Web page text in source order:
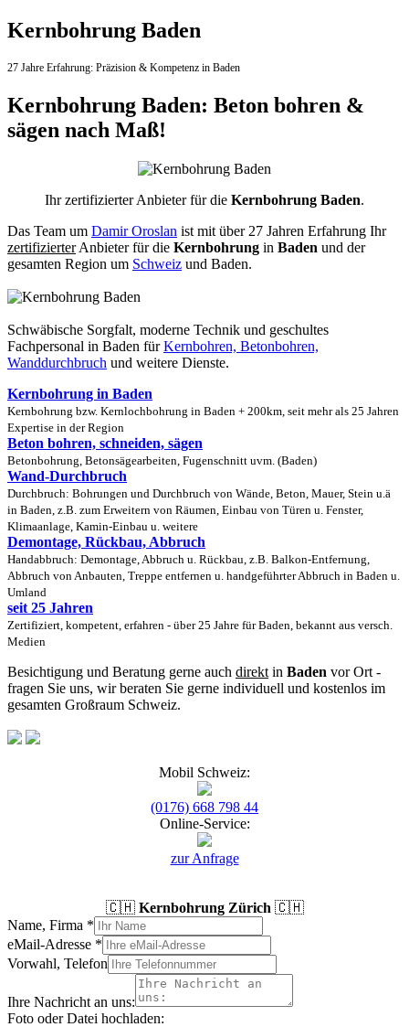
Kernbohrung Baden
27 Jahre Erfahrung: Präzision & Kompetenz in Baden
Kernbohrung Baden: Beton bohren &
sägen nach Maß!
Ihr zertifizierter Anbieter für die Kernbohrung Baden.
Das Team um Damir Oroslan ist mit über 27 Jahren Erfahrung Ihr
zertifizierterAnbieter für die Kernbohrung in Baden und der
gesamten Region um Schweiz und Baden.
Schwäbische Sorgfalt, moderne Technik und geschultes
Fachpersonal in Baden fürKernbohren, Betonbohren,
Wanddurchbruch und weitere Dienste.
Kernbohrung in Baden
Kernbohrung bzw. Kernlochbohrung in Baden + 200km, seit mehr als 25 Jahren
Expertise in der Region
Beton bohren, schneiden, sägen
Betonbohrung, Betonsägearbeiten, Fugenschnitt uvm. (Baden)
Wand-Durchbruch
Durchbruch: Bohrungen und Durchbruch von Wände, Beton, Mauer, Stein u.ä
in Baden, z.B. zum Erweitern von Räumen, Einbau von Türen u. Fenster,
Klimaanlage, Kamin-Einbau u. weitere
Demontage, Rückbau, Abbruch
Handabbruch: Demontage, Abbruch u. Rückbau, z.B. Balkon-Entfernung,
Abbruch von Anbauten, Treppe entfernen u. handgeführter Abbruch in Baden u.
Umland
seit 25 Jahren
Zertifiziert, kompetent, erfahren - über 25 Jahre für Baden, bekannt aus versch.
Medien
Besichtigung und Beratung gerne auch direkt in Baden vor Ort -
fragen Sie uns, wir beraten Sie gerne individuell und kostenlos im
gesamten Großraum Schweiz.
Mobil Schweiz:
(0176) 668 798 44
Online-Service:
zur Anfrage
🇨🇭 Kernbohrung Zürich 🇨🇭
Name, Firma *
eMail-Adresse *
Vorwahl, Telefon
Ihre Nachricht an uns:
Foto oder Datei hochladen: